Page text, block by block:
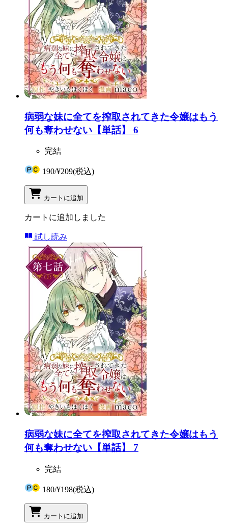
病弱な妹に全てを搾取されてきた令嬢はもう
何も奪わせない【単話】 6
完結
190/¥209(税込)
カートに追加
カートに追加しました
試し読み
病弱な妹に全てを搾取されてきた令嬢はもう
何も奪わせない【単話】 7
完結
180/¥198(税込)
カートに追加